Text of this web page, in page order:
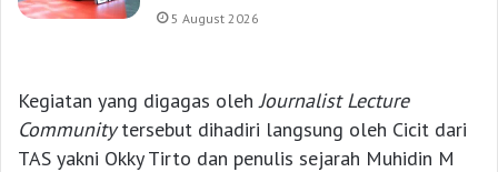
5 August 2026
Kegiatan yang digagas oleh Journalist Lecture
Communitytersebut dihadiri langsung oleh Cicit dari
TAS yakni Okky Tirto dan penulis sejarah Muhidin M